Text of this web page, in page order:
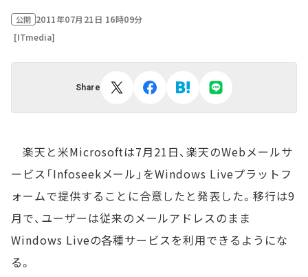
公開 2011年07月21日 16時09分
[ITmedia]
Share
楽天と米Microsoftは7月21日、楽天のWebメールサ
ービス「Infoseekメール」をWindows Liveプラットフ
ォームで提供することに合意したと発表した。移行は9
月で、ユーザーは従来のメールアドレスのまま
Windows Liveの各種サービスを利用できるようにな
る。